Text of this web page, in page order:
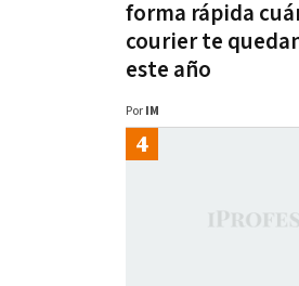
forma rápida
courier te
este año
Por IM